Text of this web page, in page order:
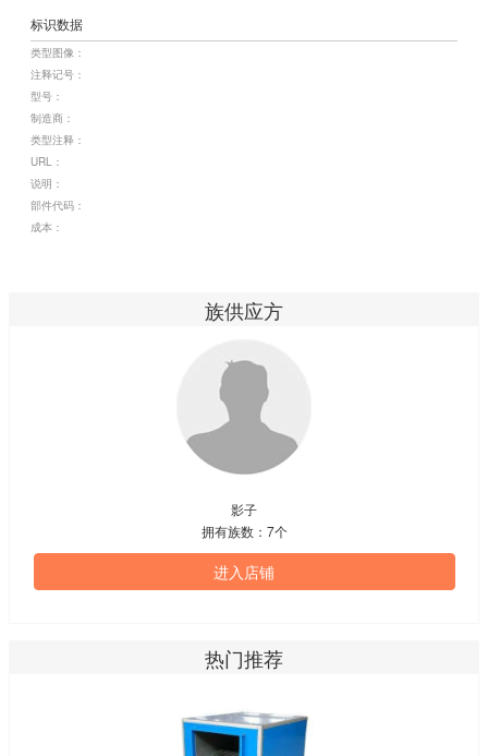
标识数据
类型图像：
注释记号：
型号：
制造商：
类型注释：
URL：
说明：
部件代码：
成本：
族供应方
影子
拥有族数：7个
进入店铺
热门推荐